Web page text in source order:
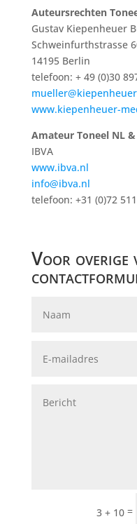
Auteursrechten
Gustav Kiepenheuer
Schweinfurthstrasse
14195 Berlin
telefoon: + 49 (0)30
www.kiepenheuer-
Amateur Toneel NL &
IBVA
www.ibva.nl
info@ibva.nl
telefoon: +31 (0)72
Voor overige
3 + 10 =